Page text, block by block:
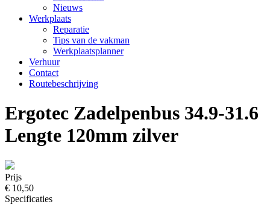
Nieuws
Werkplaats
Reparatie
Tips van de vakman
Werkplaatsplanner
Verhuur
Contact
Routebeschrijving
Ergotec Zadelpenbus 34.9-31.6
Lengte 120mm zilver
Prijs
€ 10,50
Specificaties